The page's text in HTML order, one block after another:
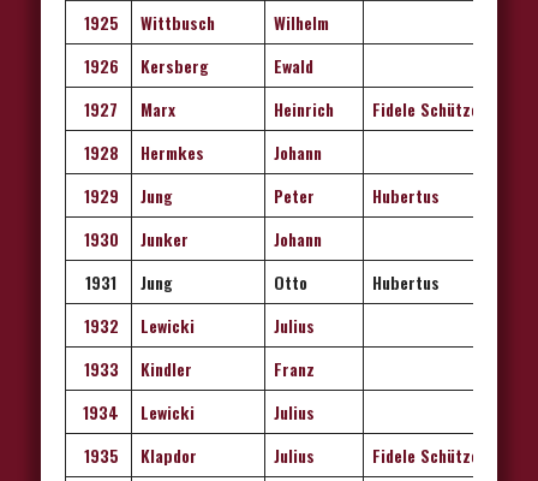
1925 Wittbusch
Wilhelm
1926
Kersberg
Ewald
1927
Marx Heinrich
Fidele Schützen
1928
Hermkes
Johann
1929
Jung Peter
Hubertus
1930
Junker
Johann
1931
Jung Otto
Hubertus
1932
Lewicki
Julius
1933
Kindler
Franz
1934
Lewicki
Julius
1935
Klapdor Julius Fidele Schützen